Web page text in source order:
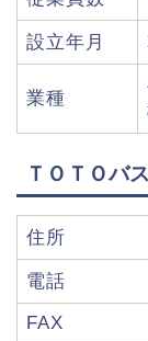
設立年月
業種
ＴＯＴＯバ
住所
電話
FAX